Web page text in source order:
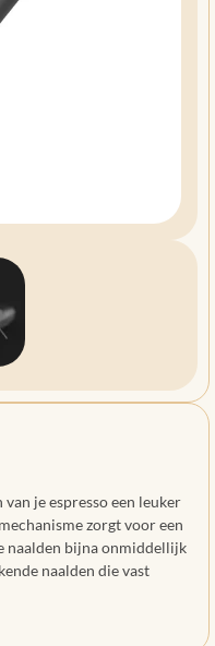
je espresso een leuker
zorgt voor een
naalden bijna onmiddellijk
naalden die vast